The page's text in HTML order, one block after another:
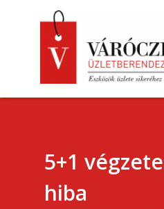
5+1
hiba